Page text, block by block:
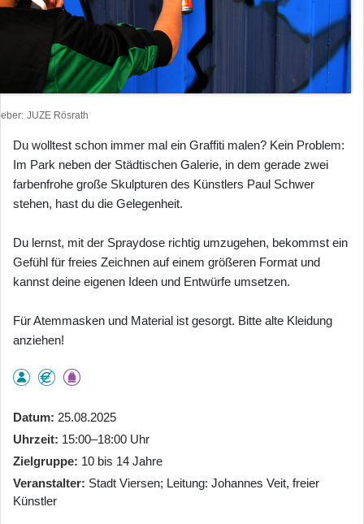
JUZE Rösrath
Du wolltest schon immer mal ein Graffiti malen? Kein Problem:
Im Park neben der Städtischen Galerie, in dem gerade zwei
farbenfrohe große Skulpturen des Künstlers Paul Schwer
stehen, hast du die Gelegenheit.
Du lernst, mit der Spraydose richtig umzugehen, bekommst ein
Gefühl für freies Zeichnen auf einem größeren Format und
kannst deine eigenen Ideen und Entwürfe umsetzen.
Für Atemmasken und Material ist gesorgt. Bitte alte Kleidung
anziehen!
Datum 25.08.2025
Uhrzeit 15:00–18:00 Uhr
Zielgruppe 10 bis 14 Jahre
Veranstalter Stadt Viersen; Leitung: Johannes Veit, freier
Künstler